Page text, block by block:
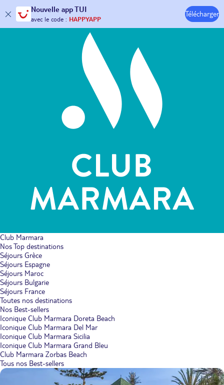
Nouvelle app TUI
30€ offerts*sur votrevoyage !
avec le code :HAPPYAPP
Télécharger
Hôtels & Clubs
Club Marmara
Nos Top destinations
Séjours Grèce
Séjours Espagne
Séjours Maroc
Séjours Bulgarie
Séjours France
Toutes nos destinations
Nos Best-sellers
Iconique Club Marmara Doreta Beach
Iconique Club Marmara Del Mar
Iconique Club Marmara Sicilia
Iconique Club Marmara Grand Bleu
Club Marmara Zorbas Beach
Tous nos Best-sellers